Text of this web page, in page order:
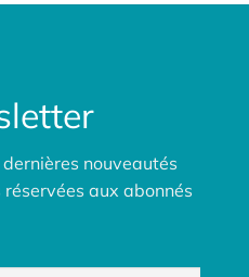
nouveautés
aux abonnés